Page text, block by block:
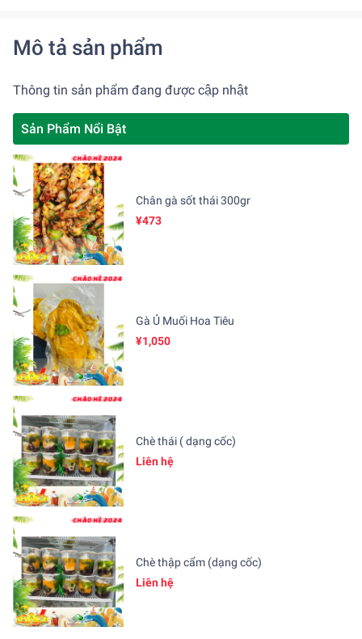
Mô tả sản phẩm
Thông tin sản phẩm đang được cập nhật
Sản Phẩm Nổi Bật
Chân gà sốt thái 300gr
¥473
Gà Ủ Muối Hoa Tiêu
¥1,050
Chè thái ( dạng cốc)
Liên hệ
Chè thập cẩm (dạng cốc)
Liên hệ